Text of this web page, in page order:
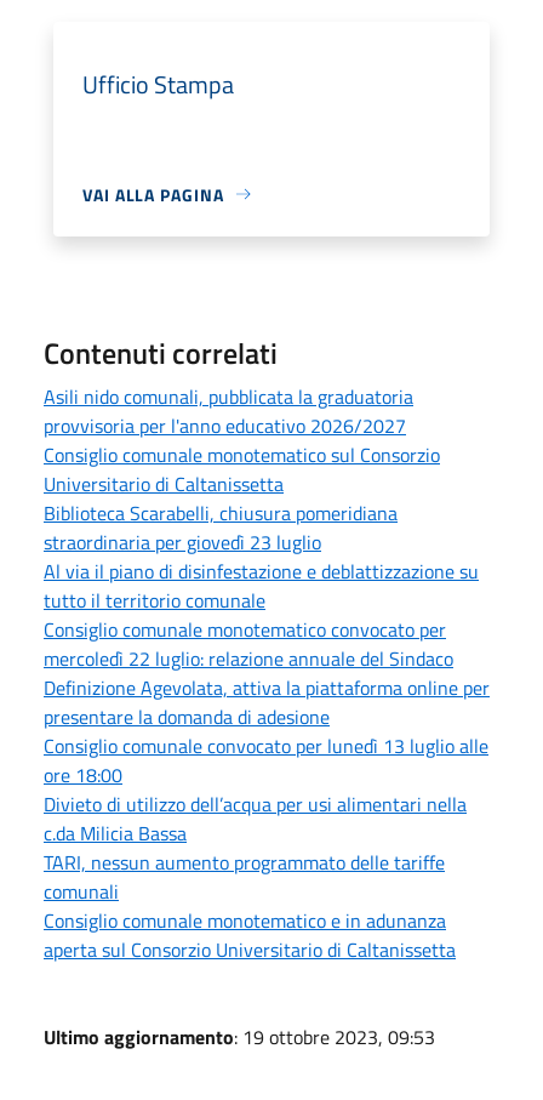
Ufficio Stampa
VAI ALLA PAGINA
Contenuti correlati
Asili nido comunali, pubblicata la graduatoria
provvisoria per l'anno educativo 2026/2027
Consiglio comunale monotematico sul Consorzio
Universitario di Caltanissetta
Biblioteca Scarabelli, chiusura pomeridiana
straordinaria per giovedì 23 luglio
Al via il piano di disinfestazione e deblattizzazione su
tutto il territorio comunale
Consiglio comunale monotematico convocato per
mercoledì 22 luglio: relazione annuale del Sindaco
Definizione Agevolata, attiva la piattaforma online per
presentare la domanda di adesione
Consiglio comunale convocato per lunedì 13 luglio alle
ore 18:00
Divieto di utilizzo dell’acqua per usi alimentari nella
c.da Milicia Bassa
TARI, nessun aumento programmato delle tariffe
comunali
Consiglio comunale monotematico e in adunanza
aperta sul Consorzio Universitario di Caltanissetta
Ultimo aggiornamento: 19 ottobre 2023, 09:53